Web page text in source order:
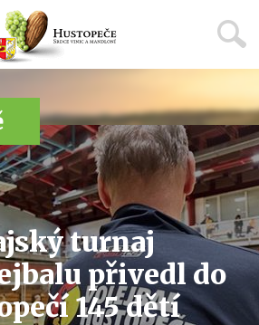
turnaj
přivedl do
145 dětí